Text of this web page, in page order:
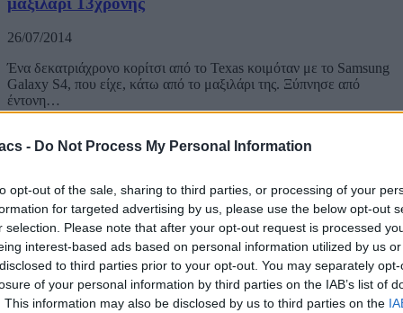
- Do Not Process My Personal Information
opt-out of the sale, sharing to third parties, or processing of your
for targeted advertising by us, please use the below opt-out
selection. Please note that after your opt-out request is processed
interest-based ads based on personal information utilized by us
to third parties prior to your opt-out. You may separately
of your personal information by third parties on the IAB’s list of
This information may also be disclosed by us to third parties on the
26/07/2014
Ένα δεκατριάχρονο κορίτσι από το Texas κοιμόταν με το Samsung
Galaxy S4, που είχε, κάτω από το μαξιλάρι της. Ξύπνησε από
έντονη…